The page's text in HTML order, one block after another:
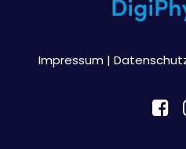
Impressum |